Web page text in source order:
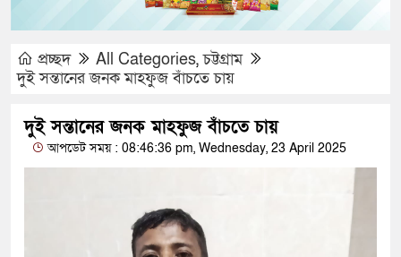
প্রচ্ছদ All Categories,চট্টগ্রাম
দুই সন্তানের জনক মাহফুজ বাঁচতে চায়
দুই সন্তানের জনক মাহফুজ বাঁচতে চায়
আপডেট সময় : 08:46:36 pm, Wednesday, 23 April 2025